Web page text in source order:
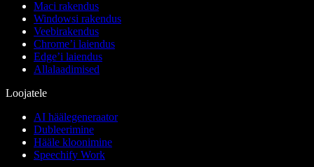
Maci rakendus
Windowsi rakendus
Veebirakendus
Chrome’i laiendus
Edge’i laiendus
Allalaadimised
Loojatele
AI häälegeneraator
Dubleerimine
Hääle kloonimine
Speechify Work